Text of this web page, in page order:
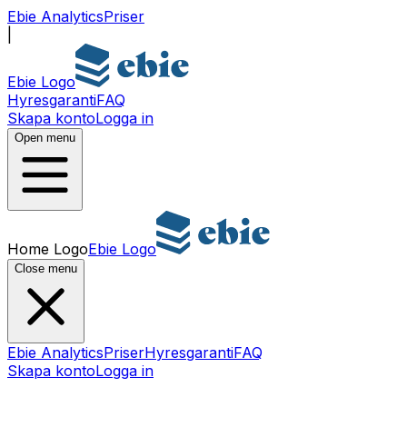
Ebie AnalyticsPriser
Ebie Logo
HyresgarantiFAQ
Skapa kontoLogga in
Open menu
Home LogoEbie Logo
Close menu
Ebie AnalyticsPriserHyresgarantiFAQ
Skapa kontoLogga in